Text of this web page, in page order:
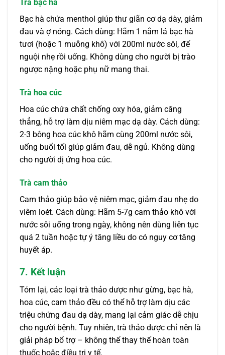
Trà bạc hà
Bạc hà chứa menthol giúp thư giãn cơ dạ dày, giảm
đau và ợ nóng. Cách dùng: Hãm 1 nắm lá bạc hà
tươi (hoặc 1 muỗng khô) với 200ml nước sôi, để
nguội nhẹ rồi uống. Không dùng cho người bị trào
ngược nặng hoặc phụ nữ mang thai.
Trà hoa cúc
Hoa cúc chứa chất chống oxy hóa, giảm căng
thẳng, hỗ trợ làm dịu niêm mạc dạ dày. Cách dùng:
2-3 bông hoa cúc khô hãm cùng 200ml nước sôi,
uống buổi tối giúp giảm đau, dễ ngủ. Không dùng
cho người dị ứng hoa cúc.
Trà cam thảo
Cam thảo giúp bảo vệ niêm mạc, giảm đau nhẹ do
viêm loét. Cách dùng: Hãm 5-7g cam thảo khô với
nước sôi uống trong ngày, không nên dùng liên tục
quá 2 tuần hoặc tự ý tăng liều do có nguy cơ tăng
huyết áp.
7. Kết luận
Tóm lại, các loại trà thảo dược như gừng, bạc hà,
hoa cúc, cam thảo đều có thể hỗ trợ làm dịu các
triệu chứng đau dạ dày, mang lại cảm giác dễ chịu
cho người bệnh. Tuy nhiên, trà thảo dược chỉ nên là
giải pháp bổ trợ – không thể thay thế hoàn toàn
thuốc hoặc điều trị y tế.